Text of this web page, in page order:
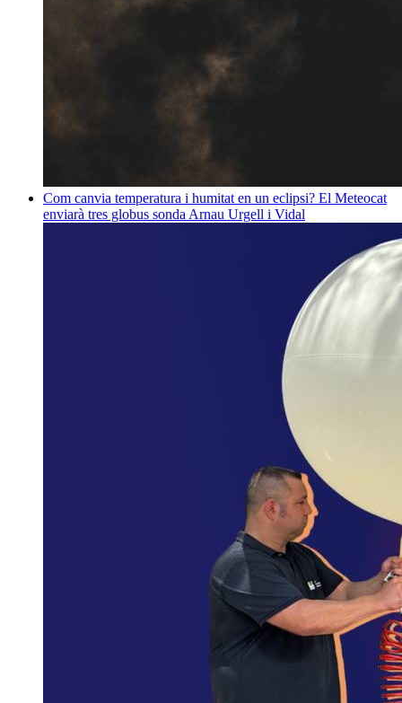
Com canvia temperatura i humitat en un eclipsi? El Meteocat
enviarà tres globus sonda Arnau Urgell i Vidal